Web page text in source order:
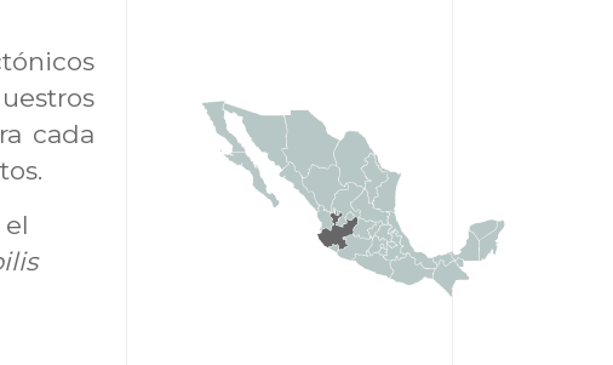
cada